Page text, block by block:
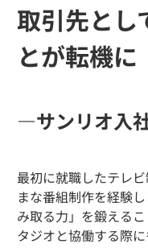
取引先とし
とが転機に
―サンリオ入
最初に就職したテレ
まな番組制作を経験
み取る力」を鍛える
タジオと協働する際に